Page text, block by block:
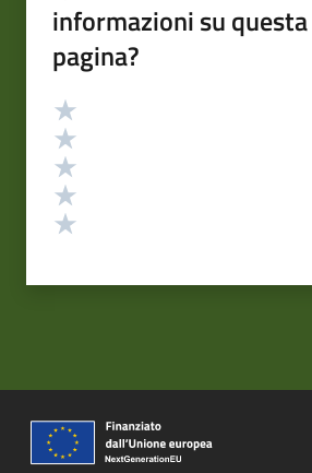
informazioni su questa
pagina?
Valutazione